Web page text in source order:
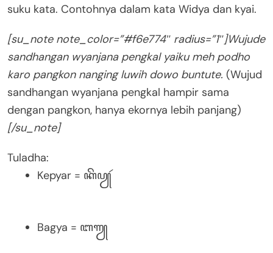
suku kata. Contohnya dalam kata Widya dan kyai.
[su_note note_color=”#f6e774″ radius=”1″]Wujude
sandhangan wyanjana pengkal yaiku meh podho
karo pangkon nanging luwih dowo buntute. (Wujud
sandhangan wyanjana pengkal hampir sama
dengan pangkon, hanya ekornya lebih panjang)
[/su_note]
Tuladha:
Kepyar = ꦏꦼꦥꦾꦂ
Bagya = ꦧꦒꦾ